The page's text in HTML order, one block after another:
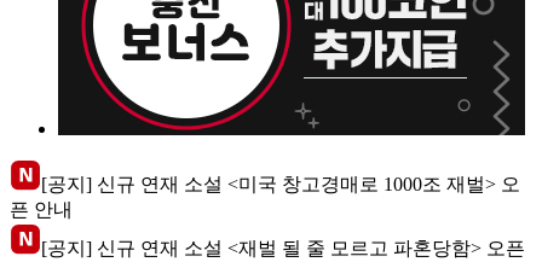
[공지] 신규 연재 소설 <미국 창고경매로 1000조 재벌> 오
픈 안내
[공지] 신규 연재 소설 <재벌 될 줄 모르고 파혼당함> 오픈